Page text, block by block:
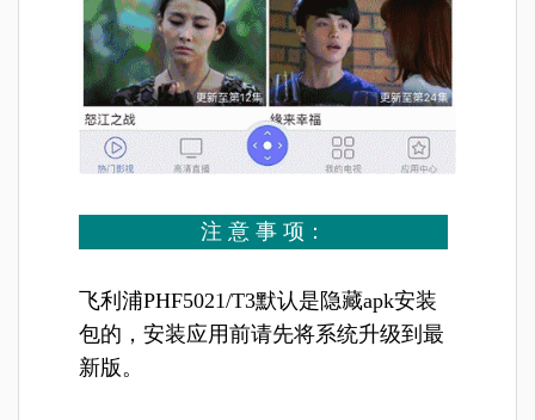
注 意 事 项：
飞利浦PHF5021/T3默认是隐藏apk安装
包的，安装应用前请先将系统升级到最
新版。